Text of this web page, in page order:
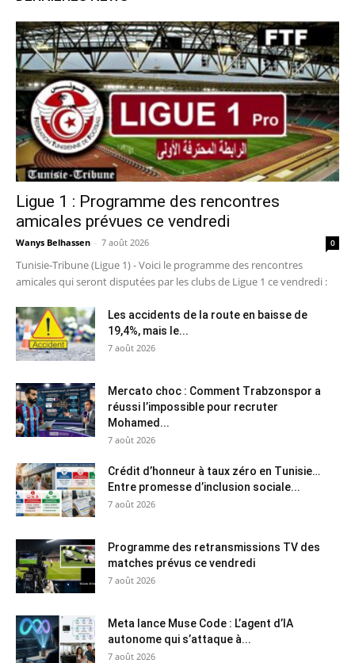
Ligue 1 : Programme des rencontres
amicales prévues ce vendredi
Wanys Belhassen - 7 août 2026 0
Tunisie-Tribune (Ligue 1) - Voici le programme des rencontres
amicales qui seront disputées par les clubs de Ligue 1 ce vendredi :
Les accidents de la route en baisse de
19,4%, mais le...
7 août 2026
Mercato choc : Comment Trabzonspor a
réussi l’impossible pour recruter
Mohamed...
7 août 2026
Crédit d’honneur à taux zéro en Tunisie…
Entre promesse d’inclusion sociale...
7 août 2026
Programme des retransmissions TV des
matches prévus ce vendredi
7 août 2026
Meta lance Muse Code : L’agent d’IA
autonome qui s’attaque à...
7 août 2026